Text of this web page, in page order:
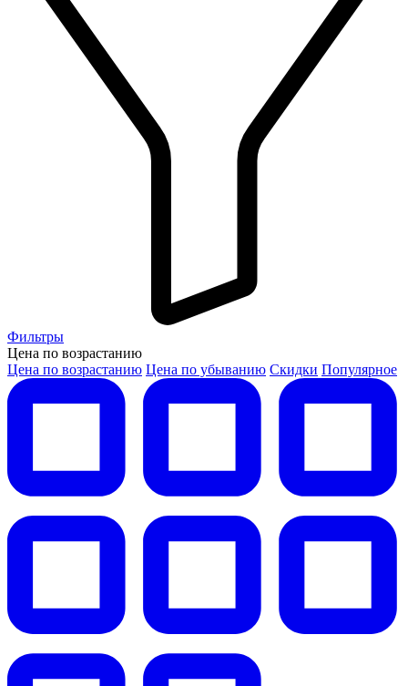
Фильтры
Цена по возрастанию
Цена по возрастанию Цена по убыванию Скидки Популярное